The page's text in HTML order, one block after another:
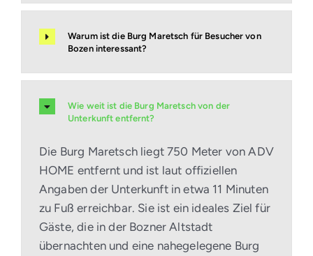
Warum ist die Burg Maretsch für Besucher von
Bozen interessant?
Wie weit ist die Burg Maretsch von der
Unterkunft entfernt?
Die Burg Maretsch liegt 750 Meter von ADV
HOME entfernt und ist laut offiziellen
Angaben der Unterkunft in etwa 11 Minuten
zu Fuß erreichbar. Sie ist ein ideales Ziel für
Gäste, die in der Bozner Altstadt
übernachten und eine nahegelegene Burg